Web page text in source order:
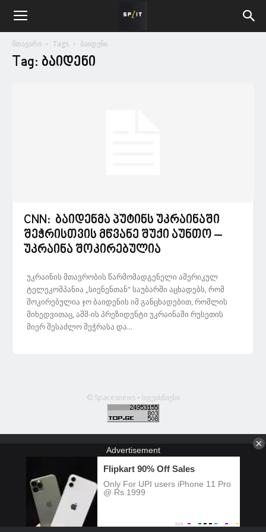
მთავარი Tags ბაიდენი
Tag: ბაიდენი
CNN: ბაიდენმა პუტინს უკრაინაში
შეჭრისთვის მწვანე შუქი აუნთო –
უკრაინა შოკირებულია
უკრაინის მთავრობის წარმომადგენელი ამერიკულ
ტელეკომპანია „სიენენთან“ საუბარში აცხადებს, რომ
შოკირებულია ჯო ბაიდენის იმ განცხადებით, რომლის
მიხედვითაც, აშშ-ის პრეზიდენტი უკრაინაში რუსეთის
მიერ შესაძლო შეჭრასა და...
© Spacesnews • სფეისნიუსი